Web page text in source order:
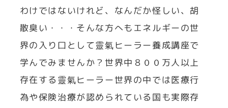
わけではないけれど、なんだか怪しい、胡
散臭い・・・そんな方へもエネルギーの世
界の入り口として靈氣ヒーラー養成講座で
学んでみませんか？世界中８００万人以上
存在する靈氣ヒーラー世界の中では医療行
為や保険治療が認められている国も実際存